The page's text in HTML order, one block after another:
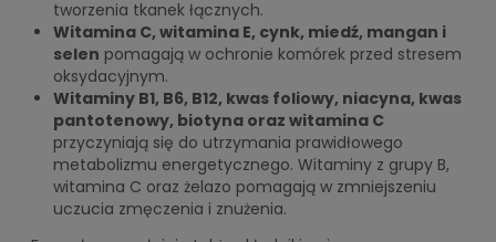
tworzenia tkanek łącznych.
Witamina C, witamina E, cynk, miedź, mangan i
selen pomagają w ochronie komórek przed stresem
oksydacyjnym.
Witaminy B1, B6, B12, kwas foliowy, niacyna, kwas
pantotenowy, biotyna oraz witamina C
przyczyniają się do utrzymania prawidłowego
metabolizmu energetycznego. Witaminy z grupy B,
witamina C oraz żelazo pomagają w zmniejszeniu
uczucia zmęczenia i znużenia.